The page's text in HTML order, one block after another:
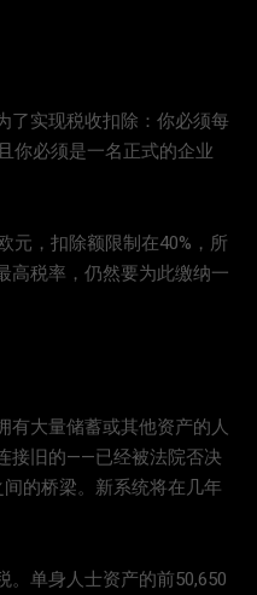
了实现税收扣除：你必须每
你必须是一名正式的企业
元，扣除额限制在40%，所
高税率，仍然要为此缴纳一
有大量储蓄或其他资产的人
接旧的——已经被法院否决
的桥梁。新系统将在几年
单身人士资产的前50,650